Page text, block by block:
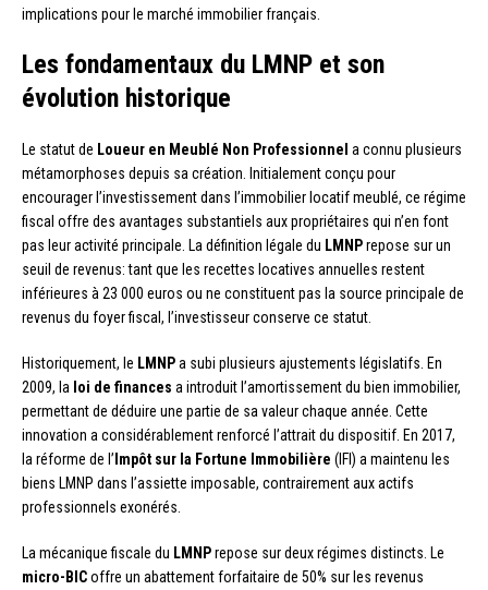
implications pour le marché immobilier français.
Les fondamentaux du LMNP et son
évolution historique
Le statut de Loueur en Meublé Non Professionnel a connu plusieurs
métamorphoses depuis sa création. Initialement conçu pour
encourager l’investissement dans l’immobilier locatif meublé, ce régime
fiscal offre des avantages substantiels aux propriétaires qui n’en font
pas leur activité principale. La définition légale du LMNPrepose sur un
seuil de revenus: tant que les recettes locatives annuelles restent
inférieures à 23 000 euros ou ne constituent pas la source principale de
revenus du foyer fiscal, l’investisseur conserve ce statut.
Historiquement, le LMNPa subi plusieurs ajustements législatifs. En
2009, la loi de finances a introduit l’amortissement du bien immobilier,
permettant de déduire une partie de sa valeur chaque année. Cette
innovation a considérablement renforcé l’attrait du dispositif. En 2017,
la réforme de l’ Impôt sur la Fortune Immobilière (IFI) a maintenu les
biens LMNP dans l’assiette imposable, contrairement aux actifs
professionnels exonérés.
La mécanique fiscale du LMNPrepose sur deux régimes distincts. Le
micro-BICoffre un abattement forfaitaire de 50% sur les revenus